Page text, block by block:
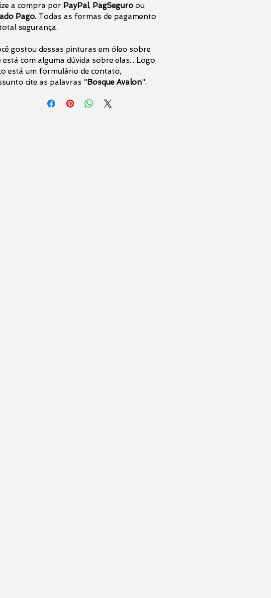
a compra por PayPal, PagSeguro ou
Pago. Todas as formas de pagamento
segurança.
gostou dessas pinturas em óleo sobre
está com alguma dúvida sobre elas... Logo
está um formulário de contato,
cite as palavras "Bosque Avalon".